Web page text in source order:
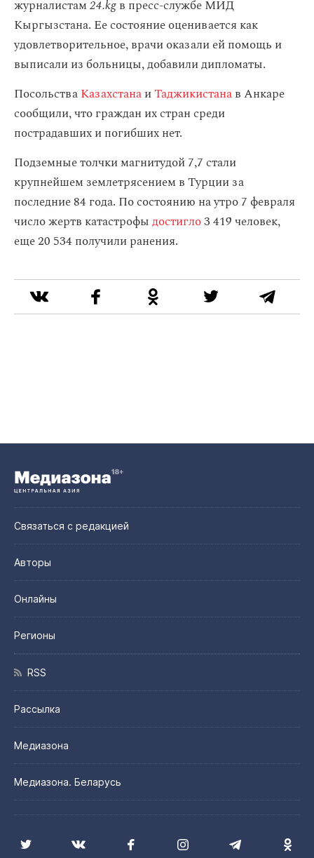
журналистам24.kgв пресс-службе МИД
Кыргызстана. Ее состояние оценивается как
удовлетворительное, врачи оказали ей помощь и
выписали из больницы, добавили дипломаты.
ПосольстваКазахстанаиТаджикистанав Анкаре
сообщили, что граждан их стран среди
пострадавших и погибших нет.
Подземные толчки магнитудой 7,7 стали
крупнейшем землетрясением в Турции за
последние 84 года. По состоянию на утро 7 февраля
число жертв катастрофыдостигло3 419 человек,
еще 20 534 получили ранения.
Связаться с редакцией
Авторы
Онлайны
Регионы
RSS
Рассылка
Медиазона
Медиазона. Беларусь